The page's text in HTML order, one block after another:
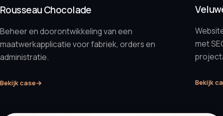
Rousseau Chocolade
Beheer en doorontwikkeling van een
maatwerkapplicatie voor fabriek, orders en
administratie.
Bekijk case→
met
Bekijk